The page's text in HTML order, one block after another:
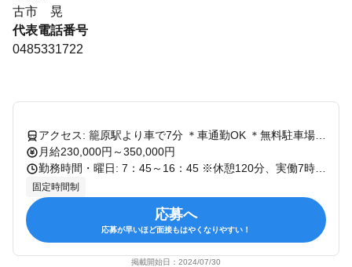
古市 晃
代表電話番号
0485331722
月給230,000円～350,000円
固定時間制
応募へ
応募が早いほど面接もはやくなりやすい！
掲載開始日： 2024/07/30